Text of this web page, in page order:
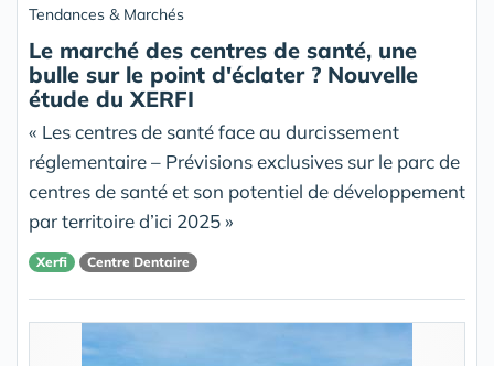
Tendances & Marchés
Le marché des centres de santé, une
bulle sur le point d'éclater ? Nouvelle
étude du XERFI
« Les centres de santé face au durcissement
réglementaire – Prévisions exclusives sur le parc de
centres de santé et son potentiel de développement
par territoire d’ici 2025 »
Xerfi Centre Dentaire